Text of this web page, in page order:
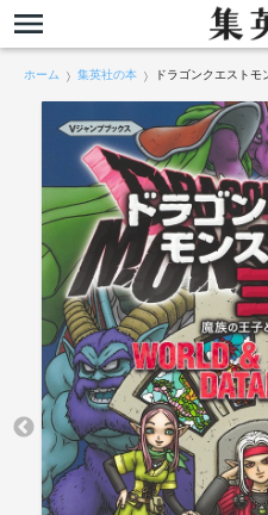
ホーム 集英社の本 ドラゴンクエストモンスタ